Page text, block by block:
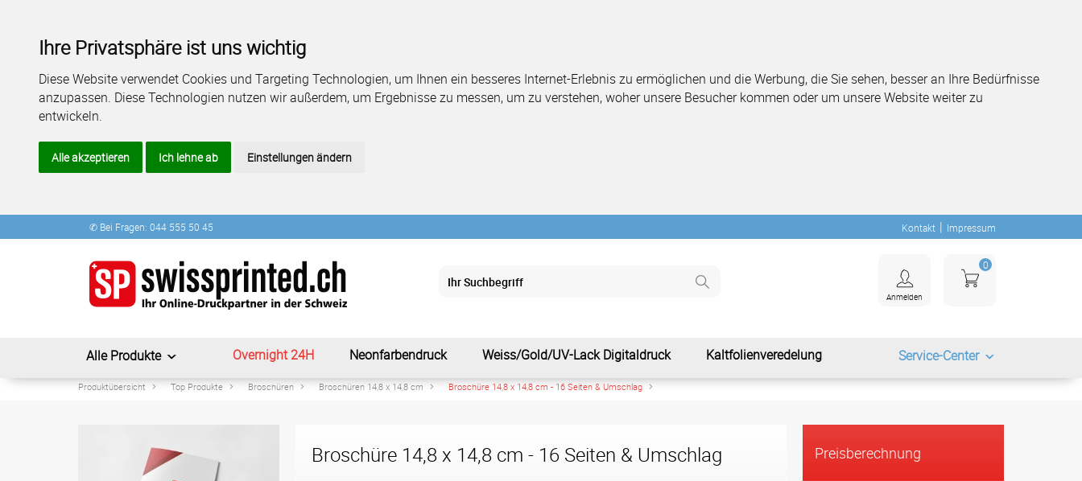
Ihre Privatsphäre ist uns wichtig
Diese Website verwendet Cookies und Targeting Technologien, um Ihnen ein besseres Internet-Erlebnis zu ermöglichen und die Werbung, die Sie sehen, besser an Ihre Bedürfnisse
anzupassen. Diese Technologien nutzen wir außerdem, um Ergebnisse zu messen, um zu verstehen, woher unsere Besucher kommen oder um unsere Website weiter zu
entwickeln.
Alle akzeptieren Ich lehne ab Einstellungen ändern
✆ Bei Fragen: 044 555 50 45 Kontakt | Impressum
Anmelden
0
Alle Produkte Overnight 24H Neonfarbendruck Weiss/Gold/UV-Lack Digitaldruck Kaltfolienveredelung Service-Center
Produktübersicht Top Produkte Broschüren Broschüren 14,8 x 14,8 cm Broschüre 14,8 x 14,8 cm - 16 Seiten & Umschlag
Broschüre 14,8 x 14,8 cm - 16 Seiten & Umschlag Preisberechnung